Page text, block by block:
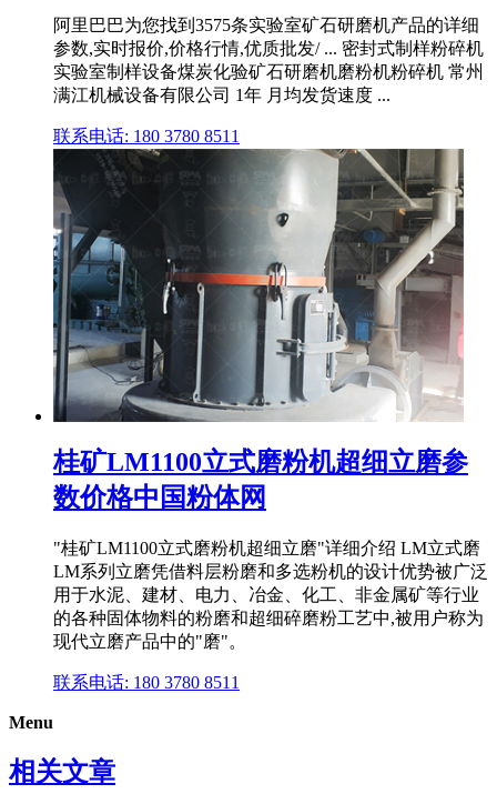
阿里巴巴为您找到3575条实验室矿石研磨机产品的详细
参数,实时报价,价格行情,优质批发/ ... 密封式制样粉碎机
实验室制样设备煤炭化验矿石研磨机磨粉机粉碎机 常州
满江机械设备有限公司 1年 月均发货速度 ...
联系电话: 180 3780 8511
桂矿LM1100立式磨粉机超细立磨参
数价格中国粉体网
"桂矿LM1100立式磨粉机超细立磨"详细介绍 LM立式磨
LM系列立磨凭借料层粉磨和多选粉机的设计优势被广泛
用于水泥、建材、电力、冶金、化工、非金属矿等行业
的各种固体物料的粉磨和超细碎磨粉工艺中,被用户称为
现代立磨产品中的"磨"。
联系电话: 180 3780 8511
Menu
相关文章